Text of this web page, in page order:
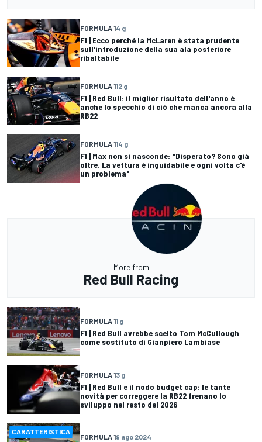
FORMULA 14 g
F1 | Ecco perché la McLaren è stata prudente
sull'introduzione della sua ala posteriore
ribaltabile
FORMULA 112 g
F1 | Red Bull: il miglior risultato dell'anno è
anche lo specchio di ciò che manca ancora alla
RB22
FORMULA 114 g
F1 | Max non si nasconde: "Disperato? Sono già
oltre. La vettura è inguidabile e ogni volta c'è
un problema"
More from
Red Bull Racing
FORMULA 11 g
F1 | Red Bull avrebbe scelto Tom McCullough
come sostituto di Gianpiero Lambiase
FORMULA 13 g
F1 | Red Bull e il nodo budget cap: le tante
novità per correggere la RB22 frenano lo
sviluppo nel resto del 2026
CARATTERISTICA
FORMULA 19 ago 2024